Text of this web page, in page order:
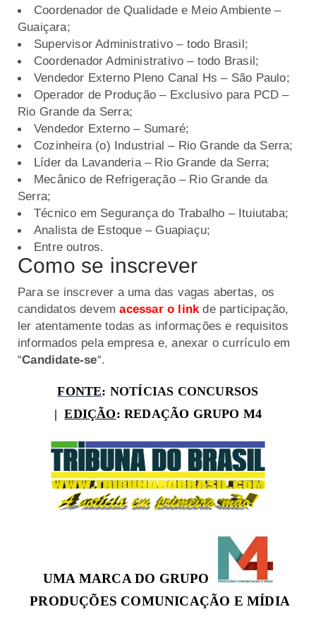
Coordenador de Qualidade e Meio Ambiente –
Guaiçara;
Supervisor Administrativo – todo Brasil;
Coordenador Administrativo – todo Brasil;
Vendedor Externo Pleno Canal Hs – São Paulo;
Operador de Produção – Exclusivo para PCD –
Rio Grande da Serra;
Vendedor Externo – Sumaré;
Cozinheira (o) Industrial – Rio Grande da Serra;
Líder da Lavanderia – Rio Grande da Serra;
Mecânico de Refrigeração – Rio Grande da
Serra;
Técnico em Segurança do Trabalho – Ituiutaba;
Analista de Estoque – Guapiaçu;
Entre outros.
Como se inscrever
Para se inscrever a uma das vagas abertas, os
candidatos devemacessar o link de participação,
ler atentamente todas as informações e requisitos
informados pela empresa e, anexar o currículo em
“Candidate-se“.
FONTE: NOTÍCIAS CONCURSOS
| EDIÇÃO: REDAÇÃO GRUPO M4
UMA MARCA DO GRUPO
PRODUÇÕES COMUNICAÇÃO E MÍDIA